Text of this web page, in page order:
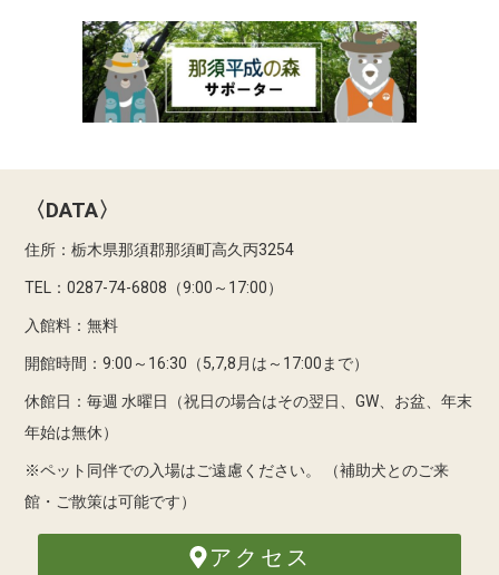
〈DATA〉
住所：栃木県那須郡那須町高久丙3254
TEL：0287-74-6808（9:00～17:00）
入館料：無料
開館時間：9:00～16:30（5,7,8月は～17:00まで）
休館日：毎週 水曜日（祝日の場合はその翌日、GW、お盆、年末
年始は無休）
※ペット同伴での入場はご遠慮ください。
（補助犬とのご来
館・ご散策は可能です）
アクセス